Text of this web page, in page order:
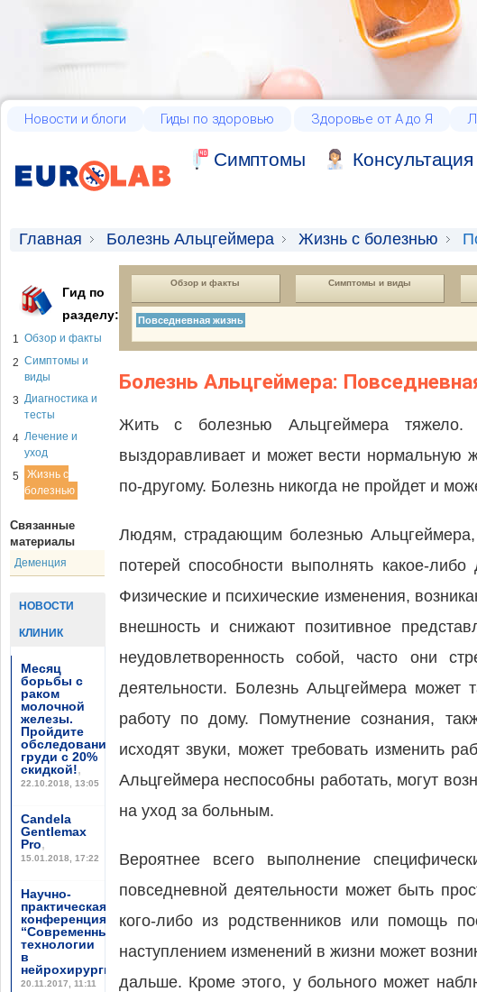
Новости и блоги Гиды по здоровью Здоровье от А до Я
Cимптомы
Главная Болезнь Альцгеймера Жизнь с болезнью
Гид по
разделу:
1 Обзор и факты
2 Симптомы и
виды
3 Диагностика и
тесты
4 Лечение и
уход
5
Жизнь с
болезнью
Связанные
материалы
Деменция
НОВОСТИ
КЛИНИК
Месяц
борьбы с
раком
молочной
железы.
Пройдите
обследование
груди с 20%
скидкой!,
22.10.2018, 13:05
Candela
Gentlemax
Pro,
15.01.2018, 17:22
Научно-
практическая
конференция
“Современные
технологии
в
нейрохирургии”
20.11.2017, 11:11
Обзор и факты Симптомы и виды
Повседневная жизнь
Болезнь Альцгеймера:
Жить с болезнью Альцгеймера тяжело.
выздоравливает и может вести нормальную
по-другому. Болезнь никогда не пройдет и
Людям, страдающим болезнью Альцгеймера,
потерей способности выполнять какое-
Физические и психические изменения,
внешность и снижают позитивное
неудовлетворенность собой, часто они
деятельности. Болезнь Альцгеймера может
работу по дому. Помутнение сознания,
исходят звуки, может требовать изменить
Альцгеймера неспособны работать, могут
на уход за больным.
Вероятнее всего выполнение
повседневной деятельности может быть
кого-либо из родственников или помощь
наступлением изменений в жизни может
дальше. Кроме этого, у больного может